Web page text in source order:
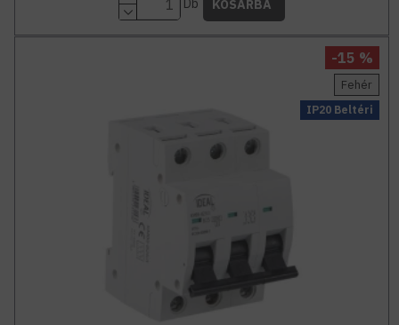
Db KOSÁRBA
IP20 Beltéri
Fehér
-15 %